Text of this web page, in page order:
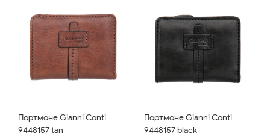
Портмоне Gianni Conti
9448157 tan
Портмоне Gianni Conti
9448157 black